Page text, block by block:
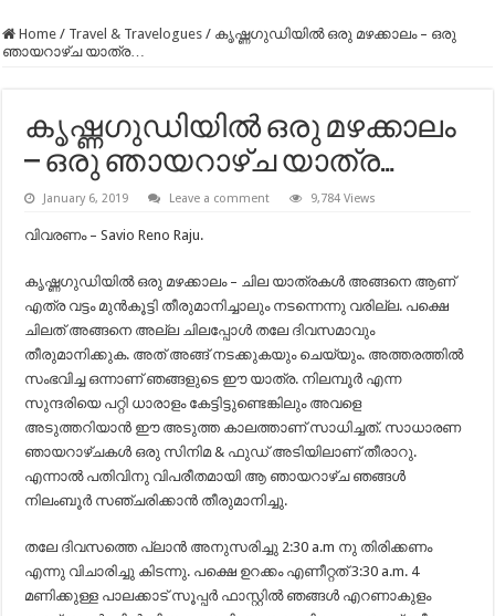
Home / Travel & Travelogues / കൃഷ്ണഗുഡിയിൽ ഒരു മഴക്കാലം – ഒരു
ഞായറാഴ്ച യാത്ര…
കൃഷ്ണഗുഡിയിൽ ഒരു മഴക്കാലം
– ഒരു ഞായറാഴ്ച യാത്ര…
January 6, 2019 Leave a comment 9,784 Views
വിവരണം – Savio Reno Raju.
കൃഷ്ണഗുഡിയിൽ ഒരു മഴക്കാലം – ചില യാത്രകൾ അങ്ങനെ ആണ്
എത്ര വട്ടം മുൻകൂട്ടി തീരുമാനിച്ചാലും നടന്നെന്നു വരില്ല. പക്ഷെ
ചിലത് അങ്ങനെ അല്ല ചിലപ്പോൾ തലേ ദിവസമാവും
തീരുമാനിക്കുക. അത് അങ്ങ് നടക്കുകയും ചെയ്യും. അത്തരത്തിൽ
സംഭവിച്ച ഒന്നാണ് ഞങ്ങളുടെ ഈ യാത്ര. നിലമ്പൂർ എന്ന
സുന്ദരിയെ പറ്റി ധാരാളം കേട്ടിട്ടുണ്ടെങ്കിലും അവളെ
അടുത്തറിയാൻ ഈ അടുത്ത കാലത്താണ് സാധിച്ചത്. സാധാരണ
ഞായറാഴ്ചകൾ ഒരു സിനിമ & ഫുഡ് അടിയിലാണ് തീരാറു.
എന്നാൽ പതിവിനു വിപരീതമായി ആ ഞായറാഴ്ച ഞങ്ങൾ
നിലംബൂർ സഞ്ചരിക്കാൻ തീരുമാനിച്ചു.
തലേ ദിവസത്തെ പ്ലാൻ അനുസരിച്ചു 2:30 a.m നു തിരിക്കണം
എന്നു വിചാരിച്ചു കിടന്നു. പക്ഷെ ഉറക്കം എണീറ്റത് 3:30 a.m. 4
മണിക്കുള്ള പാലക്കാട്‌ സൂപ്പർ ഫാസ്റ്റിൽ ഞങ്ങൾ എറണാകുളം